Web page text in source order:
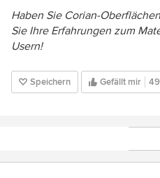
Haben Sie Corian-
Sie Ihre Erfahrungen zum
Usern!
Speichern Gefällt mir 49